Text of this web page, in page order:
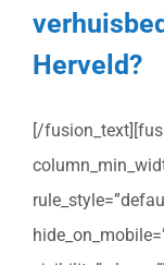
Herveld?
[/